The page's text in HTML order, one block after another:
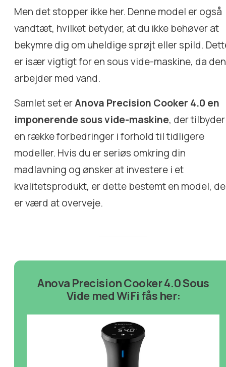
Men det stopper ikke her. Denne model er også
vandtæt, hvilket betyder, at du ikke behøver at
bekymre dig om uheldige sprøjt eller spild.
er især vigtigt for en sous vide-maskine, da den
arbejder med vand.
Samlet set erAnova Precision Cooker 4.0 en
imponerende sous vide-maskine, der tilbyder
en række forbedringer i forhold til tidligere
modeller. Hvis du er seriøs omkring din
madlavning og ønsker at investere i et
kvalitetsprodukt, er dette bestemt en model,
er værd at overveje.
Anova Precision Cooker 4.0 Sous
Vide med WiFi fås her: